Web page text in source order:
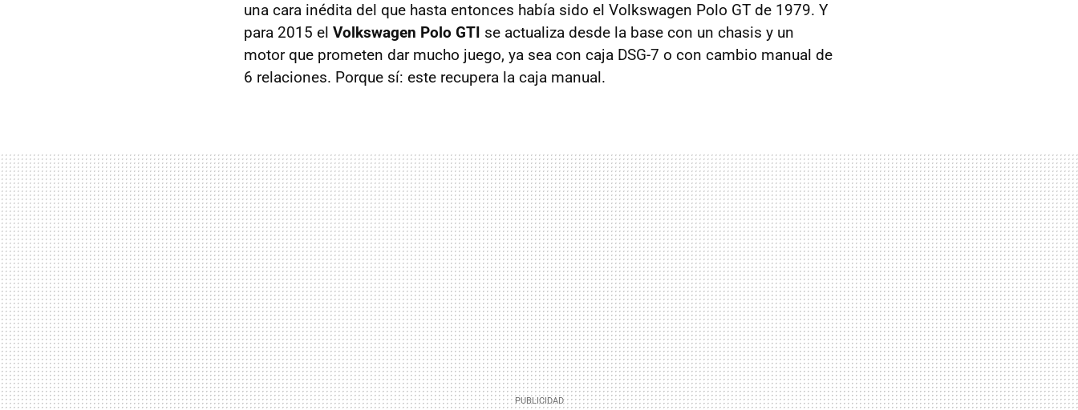
una cara inédita del que hasta entonces había sido el Volkswagen Polo GT de 1979. Y
para 2015 el Volkswagen Polo GTI se actualiza desde la base con un chasis y un
motor que prometen dar mucho juego, ya sea con caja DSG-7 o con cambio manual de
6 relaciones. Porque sí: este recupera la caja manual.